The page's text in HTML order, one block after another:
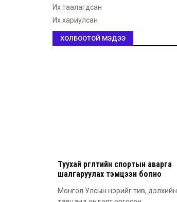
Их таалагдсан
Их хариулсан
ХОЛБООТОЙ МЭДЭЭ
Туухай өргөлтийн спортын аварга
шалгаруулах тэмцээн болно
Монгол Улсын нэрийг тив, дэлхийн